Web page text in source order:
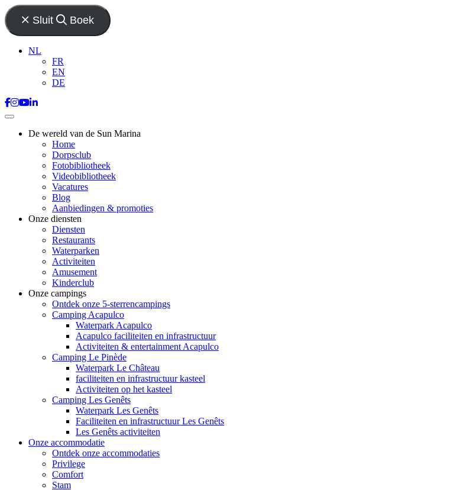
Sluit Boek
NL
FR
EN
DE
De wereld van de Sun Marina
Home
Dorpsclub
Fotobibliotheek
Videobibliotheek
Vacatures
Blog
Aanbiedingen & promoties
Onze diensten
Diensten
Restaurants
Waterparken
Activiteiten
Amusement
Kinderclub
Onze campings
Ontdek onze 5-sterrencampings
Camping Acapulco
Waterpark Acapulco
Acapulco faciliteiten en infrastructuur
Activiteiten & entertainment Acapulco
Camping Le Pinède
Waterpark Le Château
faciliteiten en infrastructuur kasteel
Activiteiten op het kasteel
Camping Les Genêts
Waterpark Les Genêts
Faciliteiten en infrastructuur Les Genêts
Les Genêts activiteiten
Onze accommodatie
Ontdek onze accommodaties
Privilege
Comfort
Stam